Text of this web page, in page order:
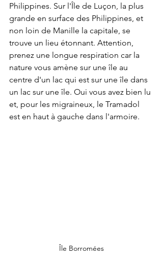
Philippines. Sur l'Île de Luçon, la plus
grande en surface des Philippines, et
non loin de Manille la capitale, se
trouve un lieu étonnant. Attention,
prenez une longue respiration car la
nature vous amène sur une île au
centre d'un lac qui est sur une île dans
un lac sur une île. Oui vous avez bien lu
et, pour les migraineux, le Tramadol
est en haut à gauche dans l'armoire.
Île Borromées